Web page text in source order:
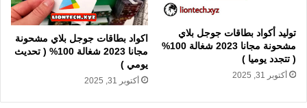
توليد أكواد بطاقات جوجل بلاي
مشحونة مجانا 2023 شغالة 100%
( تتجدد يوميا )
أكتوبر 31, 2025
اكواد بطاقات جوجل بلاي مشحونة
مجانا 2023 شغالة 100% ( تحديث
يومي )
أكتوبر 31, 2025